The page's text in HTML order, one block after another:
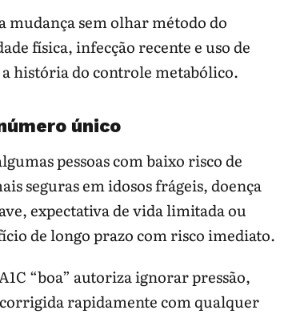
sem olhar método do
física, infecção recente e uso de
história do controle metabólico.
único
pessoas com baixo risco de
seguras em idosos frágeis, doença
expectativa de vida limitada ou
de longo prazo com risco imediato.
“boa” autoriza ignorar pressão,
rapidamente com qualquer